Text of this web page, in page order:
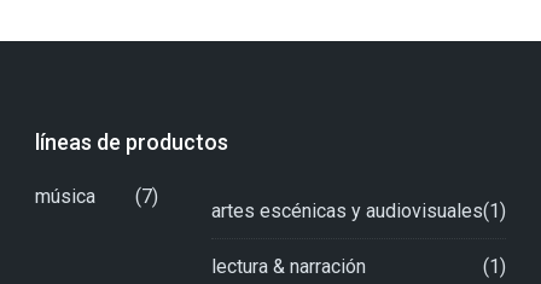
líneas de productos
música (7)
artes escénicas y audiovisuales(1)
lectura & narración (1)